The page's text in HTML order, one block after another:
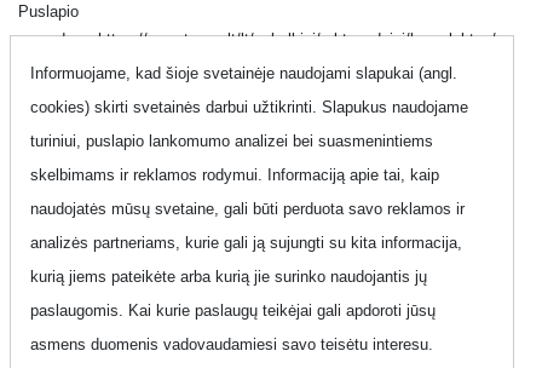
Puslapio
nuoroda:
https://www.topup.lt/lt/pokalbiai/raktazodziai/komplektas/
Informuojame, kad šioje svetainėje naudojami slapukai (angl.
cookies) skirti svetainės darbui užtikrinti. Slapukus naudojame
turiniui, puslapio lankomumo analizei bei suasmenintiems
skelbimams ir reklamos rodymui. Informaciją apie tai, kaip
naudojatės mūsų svetaine, gali būti perduota savo reklamos ir
analizės partneriams, kurie gali ją sujungti su kita informacija,
kurią jiems pateikėte arba kurią jie surinko naudojantis jų
paslaugomis. Kai kurie paslaugų teikėjai gali apdoroti jūsų
asmens duomenis vadovaudamiesi savo teisėtu interesu.